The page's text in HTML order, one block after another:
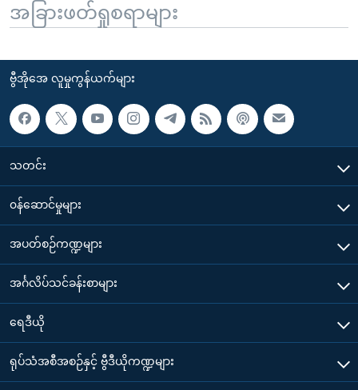
အခြားဖတ်ရှုစရာများ
ဗွီအိုအေ လူမှုကွန်ယက်များ
သတင်း
၀န်ဆောင်မှုများ
အပတ်စဉ်ကဏ္ဍများ
အင်္ဂလိပ်သင်ခန်းစာများ
ရေဒီယို
ရုပ်သံအစီအစဉ်နှင့် ဗွီဒီယိုကဏ္ဍများ